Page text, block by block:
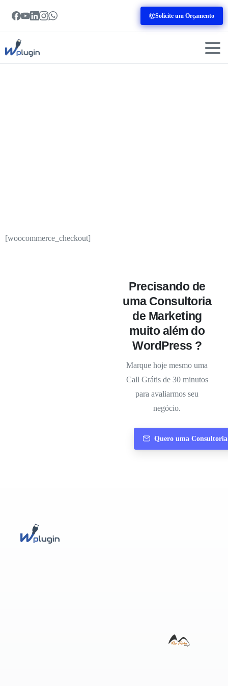
Solicite um Orçamento
[woocommerce_checkout]
Precisando de
uma Consultoria
de Marketing
muito além do
WordPress ?
Marque hoje mesmo uma
Call Grátis de 30 minutos
para avaliarmos seu
negócio.
Quero uma Consultoria